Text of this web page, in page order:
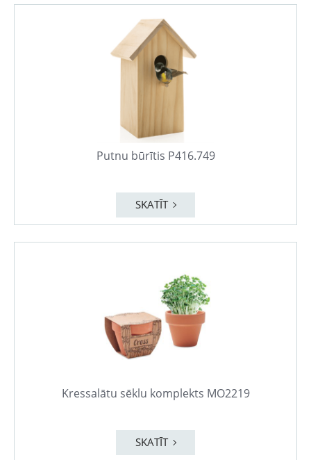
Putnu būrītis P416.749
SKATĪT
Kressalātu sēklu komplekts MO2219
SKATĪT